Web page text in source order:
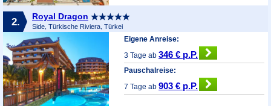
2. Royal Dragon
Side, Türkische Riviera, Türkei
Eigene Anreise:
3 Tage ab346 € p.P.
Pauschalreise:
7 Tage ab903 € p.P.